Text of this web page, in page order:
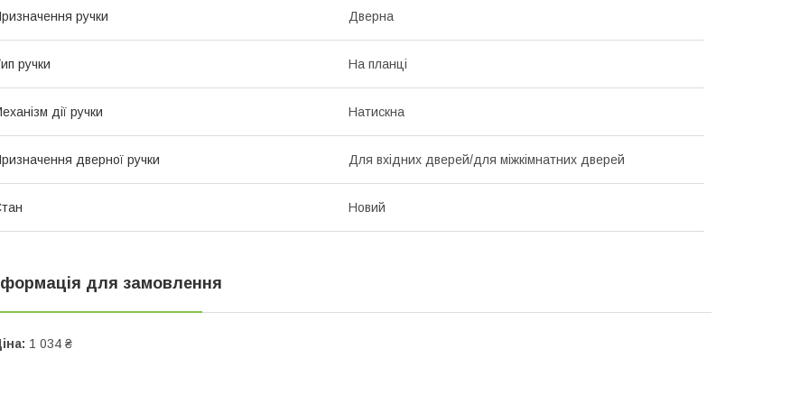
ручки Дверна
ручки На планці
дії ручки Натискна
дверної ручки Для вхідних дверей/для міжкімнатних дверей
Новий
для замовлення
1 034 ₴